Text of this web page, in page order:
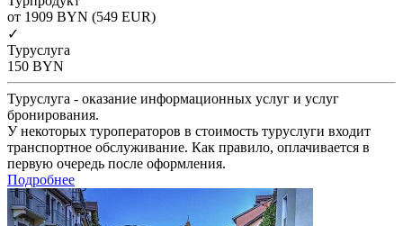
от 1909 BYN (549 EUR)
✓
Туруслуга
150 BYN
Туруслуга - оказание информационных услуг и услуг
бронирования.
У некоторых туроператоров в стоимость туруслуги входит
транспортное обслуживание. Как правило, оплачивается в
первую очередь после оформления.
Подробнее